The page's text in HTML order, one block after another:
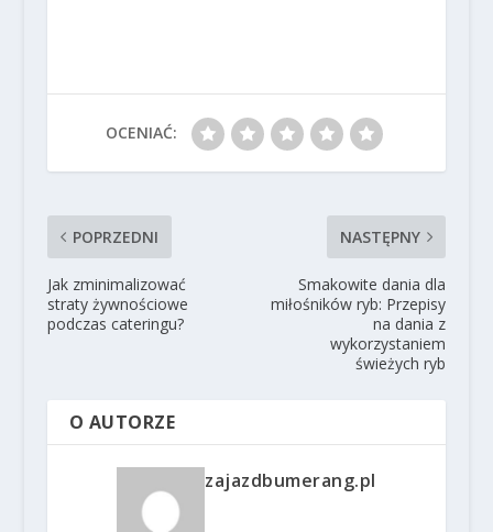
OCENIAĆ:
POPRZEDNI
Jak zminimalizować
straty żywnościowe
podczas cateringu?
NASTĘPNY
Smakowite dania dla
miłośników ryb: Przepisy
na dania z
wykorzystaniem
świeżych ryb
O AUTORZE
zajazdbumerang.pl